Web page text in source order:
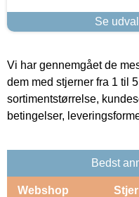
Se
Vi har gennemgået de
dem med stjerner fra 1 til
sortimentstørrelse,
betingelser,
Bedst
Webshop